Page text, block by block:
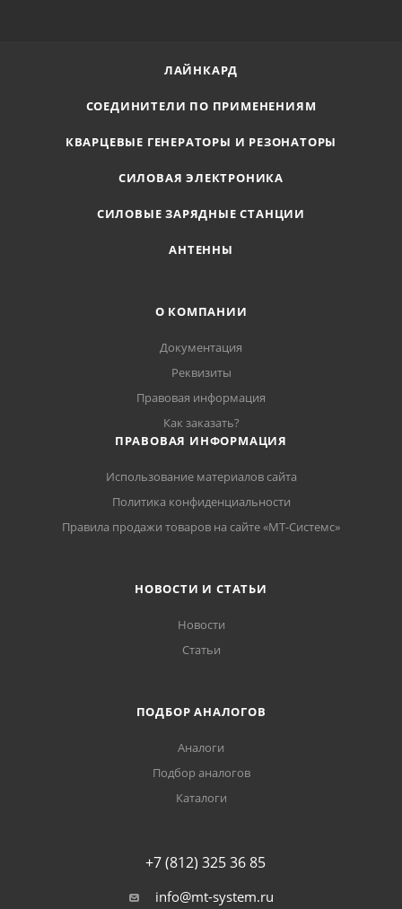
ЛАЙНКАРД
СОЕДИНИТЕЛИ ПО ПРИМЕНЕНИЯМ
КВАРЦЕВЫЕ ГЕНЕРАТОРЫ И РЕЗОНАТОРЫ
СИЛОВАЯ ЭЛЕКТРОНИКА
СИЛОВЫЕ ЗАРЯДНЫЕ СТАНЦИИ
АНТЕННЫ
О КОМПАНИИ
Документация
Реквизиты
Правовая информация
Как заказать?
ПРАВОВАЯ ИНФОРМАЦИЯ
Использование материалов сайта
Политика конфиденциальности
Правила продажи товаров на сайте «МТ-Системс»
НОВОСТИ И СТАТЬИ
Новости
Статьи
ПОДБОР АНАЛОГОВ
Аналоги
Подбор аналогов
Каталоги
+7 (812) 325 36 85
info@mt-system.ru